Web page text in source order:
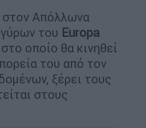
στον Απόλλωνα
του Europa
οποίο θα κινηθεί
του από τον
ξέρει τους
στους